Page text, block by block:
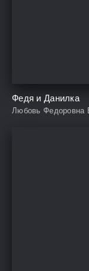
Федя и Данилка
Любовь Федоровна